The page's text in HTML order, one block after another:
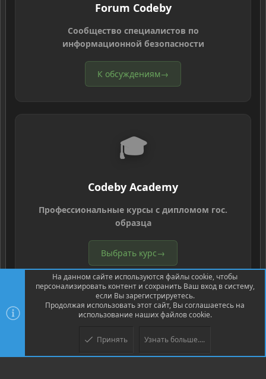
Forum Codeby
Сообщество специалистов по
информационной безопасности
К обсуждениям→
🎓
Codeby Academy
Профессиональные курсы с дипломом гос.
образца
Выбрать курс→
На данном сайте используются файлы cookie, чтобы
персонализировать контент и сохранить Ваш вход в систему,
если Вы зарегистрируетесь.
Продолжая использовать этот сайт, Вы соглашаетесь на
использование наших файлов cookie.
Принять Узнать больше....